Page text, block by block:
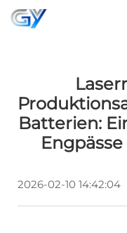
Batterien:
2026-02-10 14:42:04